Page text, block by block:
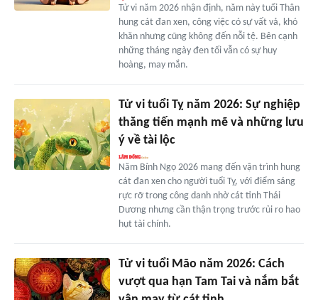
Tử vi năm 2026 nhận định, năm này tuổi Thân
hung cát đan xen, công việc có sự vất vả, khó
khăn nhưng cũng không đến nỗi tệ. Bên cạnh
những tháng ngày đen tối vẫn có sự huy
hoàng, may mắn.
Tử vi tuổi Tỵ năm 2026: Sự nghiệp
thăng tiến mạnh mẽ và những lưu
ý về tài lộc
Năm Bính Ngọ 2026 mang đến vận trình hung
cát đan xen cho người tuổi Tỵ, với điểm sáng
rực rỡ trong công danh nhờ cát tinh Thái
Dương nhưng cần thận trọng trước rủi ro hao
hụt tài chính.
Tử vi tuổi Mão năm 2026: Cách
vượt qua hạn Tam Tai và nắm bắt